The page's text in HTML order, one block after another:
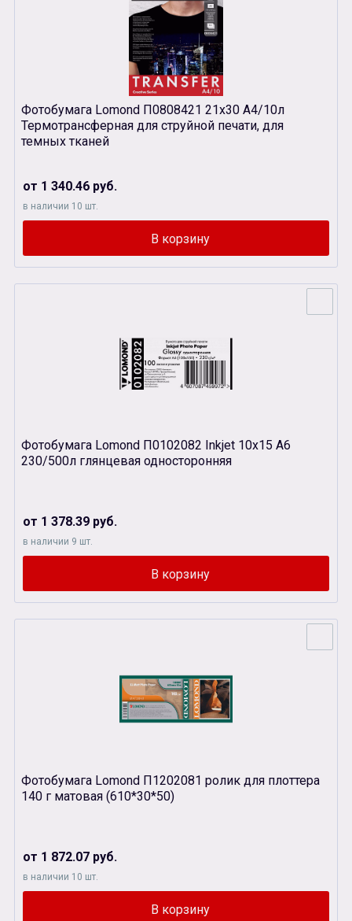
Фотобумага Lomond П0808421 21х30 A4/10л
Термотрансферная для струйной печати, для
темных тканей
от 1 340.46 руб.
в наличии 10 шт.
Фотобумага Lomond П0102082 Inkjet 10х15 А6
230/500л глянцевая односторонняя
от 1 378.39 руб.
в наличии 9 шт.
Фотобумага Lomond П1202081 ролик для плоттера
140 г матовая (610*30*50)
от 1 872.07 руб.
в наличии 10 шт.